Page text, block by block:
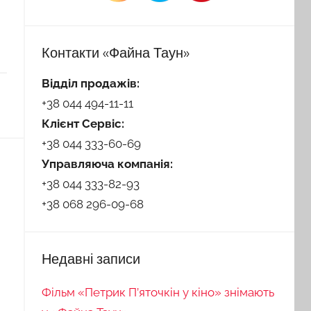
Контакти «Файна Таун»
Відділ продажів:
+38 044 494-11-11
Клієнт Сервіс:
+38 044 333-60-69
Управляюча компанія:
+38 044 333-82-93
+38 068 296-09-68
Недавні записи
Фільм «Петрик П’яточкін у кіно» знімають